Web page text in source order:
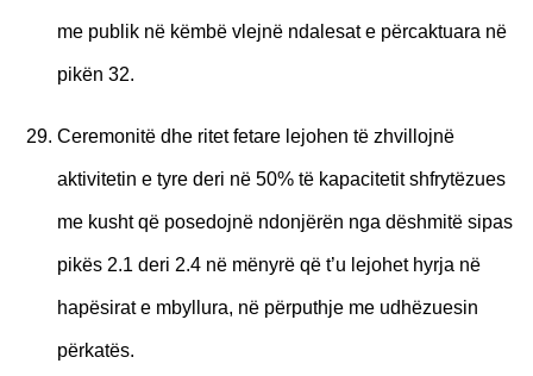
me publik në këmbë vlejnë ndalesat e përcaktuara në
pikën 32.
Ceremonitë dhe ritet fetare lejohen të zhvillojnë
aktivitetin e tyre deri në 50% të kapacitetit shfrytëzues
me kusht që posedojnë ndonjërën nga dëshmitë sipas
pikës 2.1 deri 2.4 në mënyrë që t’u lejohet hyrja në
hapësirat e mbyllura, në përputhje me udhëzuesin
përkatës.